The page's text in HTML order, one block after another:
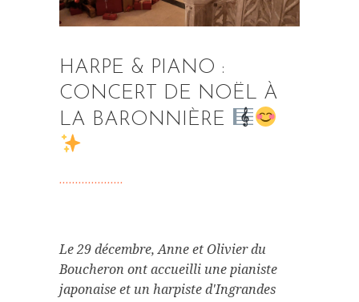
HARPE & PIANO :
CONCERT DE NOËL À
LA BARONNIÈRE
Le 29 décembre, Anne et Olivier du
Boucheron ont accueilli une pianiste
japonaise et un harpiste d'Ingrandes